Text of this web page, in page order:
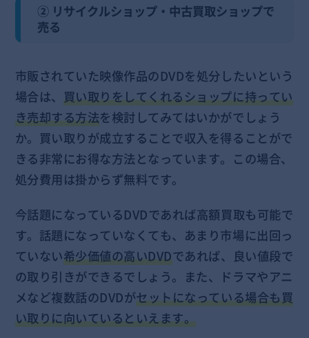
② リサイクルショップ・中古買取ショップで
売る
市販されていた映像作品のDVDを処分したいという
場合は、 買い取りをしてくれるショップに持ってい
き売却する方法を検討してみてはいかがでしょう
か。買い取りが成立することで収入を得ることがで
きる非常にお得な方法となっています。この場合、
処分費用は掛からず無料です。
今話題になっているDVDであれば高額買取も可能で
す。話題になっていなくても、あまり市場に出回っ
ていない希少価値の高いDVDであれば、良い値段で
の取り引きができるでしょう。また、ドラマやアニ
メなど複数話のDVDがセットになっている場合も買
い取りに向いているといえます。